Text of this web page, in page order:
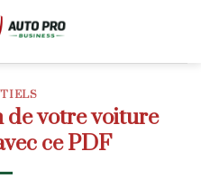
de votre voiture
ce PDF